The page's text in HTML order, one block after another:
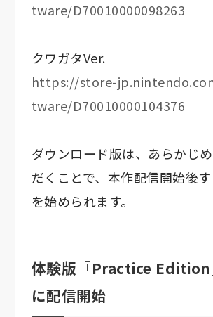
tware/D70010000098263
クワガタVer.
https://store-
tware/D70010000104376
ダウンロード版は、あらかじ
だくことで、本作配信開始後
を始められます。
体験版『Practice Edition
に配信開始